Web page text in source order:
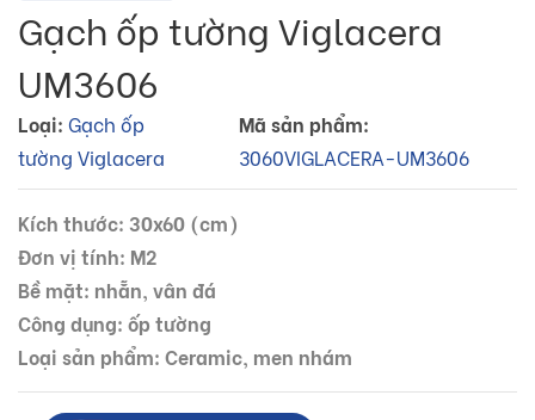
Gạch ốp tường Viglacera
UM3606
Loại: Gạch ốp
tường Viglacera
Mã sản phẩm:
3060VIGLACERA-UM3606
Kích thước: 30x60 (cm)
Đơn vị tính: M2
Bề mặt: nhẵn, vân đá
Công dụng: ốp tường
Loại sản phẩm: Ceramic, men nhám